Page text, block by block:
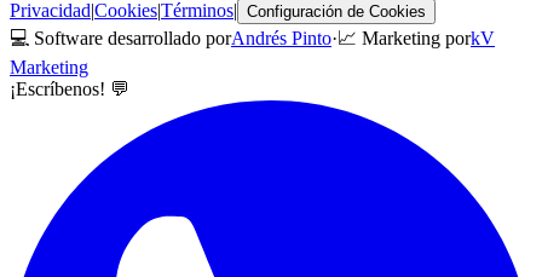
Privacidad|Cookies|Términos| Configuración de Cookies
💻 Software desarrollado porAndrés Pinto·📈 Marketing porkV
Marketing
¡Escríbenos! 💬